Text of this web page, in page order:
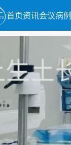
首页资讯会议病例